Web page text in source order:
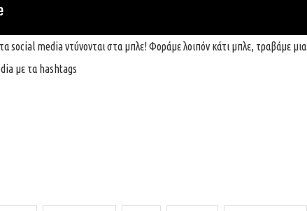
social media ντύνονται στα μπλε! Φοράμε λοιπόν κάτι μπλε, τραβάμε μια
με τα hashtags